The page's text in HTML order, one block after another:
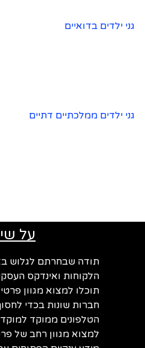
גני ילדים בדואיים
גני ילדים ממלכתיים דתיים
על
תודה שבחרתם לגלוש
הלקוחות ואינדקס
תוכלו למצוא מגוון
חברות שונות בכדי
הטלפונים ממוקד
למצוא מגוון רחב של